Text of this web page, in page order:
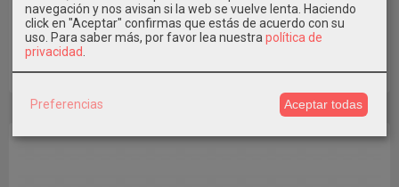
25,99 €
Añadir a Carrito
navegación y nos avisan si la web se vuelve lenta. Haciendo
click en "Aceptar" confirmas que estás de acuerdo con su
uso. Para saber más, por favor lea nuestra política de
privacidad
Preferencias Aceptar todas